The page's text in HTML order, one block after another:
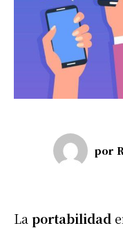
por
La portabilidad